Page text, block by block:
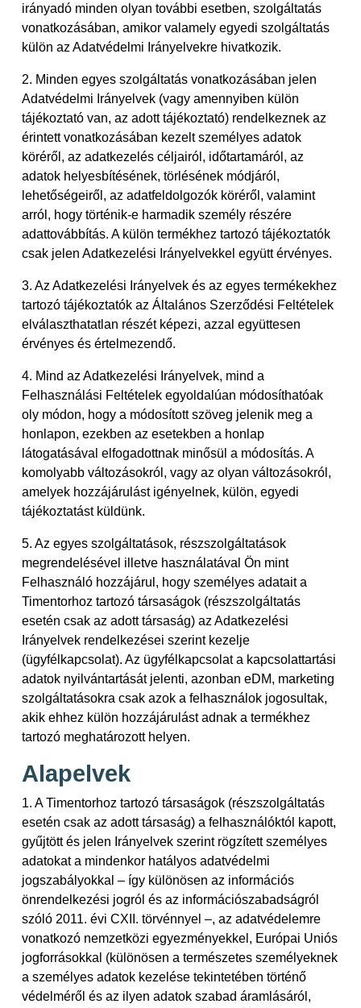
irányadó minden olyan további esetben, szolgáltatás
vonatkozásában, amikor valamely egyedi szolgáltatás
külön az Adatvédelmi Irányelvekre hivatkozik.
2. Minden egyes szolgáltatás vonatkozásában jelen
Adatvédelmi Irányelvek (vagy amennyiben külön
tájékoztató van, az adott tájékoztató) rendelkeznek az
érintett vonatkozásában kezelt személyes adatok
köréről, az adatkezelés céljairól, időtartamáról, az
adatok helyesbítésének, törlésének módjáról,
lehetőségeiről, az adatfeldolgozók köréről, valamint
arról, hogy történik-e harmadik személy részére
adattovábbítás. A külön termékhez tartozó tájékoztatók
csak jelen Adatkezelési Irányelvekkel együtt érvényes.
3. Az Adatkezelési Irányelvek és az egyes termékekhez
tartozó tájékoztatók az Általános Szerződési Feltételek
elválaszthatatlan részét képezi, azzal együttesen
érvényes és értelmezendő.
4. Mind az Adatkezelési Irányelvek, mind a
Felhasználási Feltételek egyoldalúan módosíthatóak
oly módon, hogy a módosított szöveg jelenik meg a
honlapon, ezekben az esetekben a honlap
látogatásával elfogadottnak minősül a módosítás. A
komolyabb változásokról, vagy az olyan változásokról,
amelyek hozzájárulást igényelnek, külön, egyedi
tájékoztatást küldünk.
5. Az egyes szolgáltatások, részszolgáltatások
megrendelésével illetve használatával Ön mint
Felhasználó hozzájárul, hogy személyes adatait a
Timentorhoz tartozó társaságok (részszolgáltatás
esetén csak az adott társaság) az Adatkezelési
Irányelvek rendelkezései szerint kezelje
(ügyfélkapcsolat). Az ügyfélkapcsolat a kapcsolattartási
adatok nyilvántartását jelenti, azonban eDM, marketing
szolgáltatásokra csak azok a felhasználok jogosultak,
akik ehhez külön hozzájárulást adnak a termékhez
tartozó meghatározott helyen.
Alapelvek
1. A Timentorhoz tartozó társaságok (részszolgáltatás
esetén csak az adott társaság) a felhasználóktól kapott,
gyűjtött és jelen Irányelvek szerint rögzített személyes
adatokat a mindenkor hatályos adatvédelmi
jogszabályokkal – így különösen az információs
önrendelkezési jogról és az információszabadságról
szóló 2011. évi CXII. törvénnyel –, az adatvédelemre
vonatkozó nemzetközi egyezményekkel, Európai Uniós
jogforrásokkal (különösen a természetes személyeknek
a személyes adatok kezelése tekintetében történő
védelméről és az ilyen adatok szabad áramlásáról,